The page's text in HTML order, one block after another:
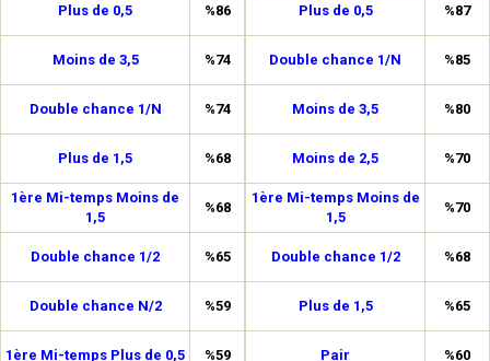
Plus de 0,5 %86
Moins de 3,5 %74
Double chance 1/N %74
Plus de 1,5 %68
1ère Mi-temps Moins de
1,5
%68
Double chance 1/2 %65
Double chance N/2 %59
1ère Mi-temps Plus de 0,5 %59
Plus de 0,5 %87
Double chance 1/N %85
Moins de 3,5 %80
Moins de 2,5 %70
1ère Mi-temps Moins de
1,5
%70
Double chance 1/2 %68
Plus de 1,5 %65
Pair %60